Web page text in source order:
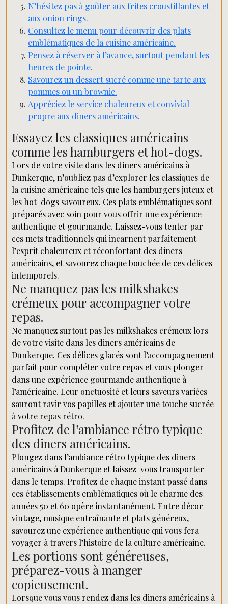
N’hésitez pas à goûter aux frites croustillantes et
aux onion rings.
Consultez le menu pour découvrir des plats
emblématiques de la cuisine américaine.
Pensez à réserver à l’avance, surtout pendant les
heures de pointe.
Savourez un dessert sucré comme une tarte aux
pommes ou un brownie.
Appréciez le service chaleureux et convivial
propre aux diners américains.
Essayez les classiques américains
comme les hamburgers et hot-dogs.
Lors de votre visite dans les diners américains à
Dunkerque, n’oubliez pas d’explorer les classiques de
la cuisine américaine tels que les hamburgers juteux et
les hot-dogs savoureux. Ces plats emblématiques sont
préparés avec soin pour vous offrir une expérience
authentique et gourmande. Laissez-vous tenter par
ces mets traditionnels qui incarnent parfaitement
l’esprit chaleureux et réconfortant des diners
américains, et savourez chaque bouchée de ces délices
intemporels.
Ne manquez pas les milkshakes
crémeux pour accompagner votre
repas.
Ne manquez surtout pas les milkshakes crémeux lors
de votre visite dans les diners américains de
Dunkerque. Ces délices glacés sont l’accompagnement
parfait pour compléter votre repas et vous plonger
dans une expérience gourmande authentique à
l’américaine. Leur onctuosité et leurs saveurs variées
sauront ravir vos papilles et ajouter une touche sucrée
à votre repas rétro.
Profitez de l’ambiance rétro typique
des diners américains.
Plongez dans l’ambiance rétro typique des diners
américains à Dunkerque et laissez-vous transporter
dans le temps. Profitez de chaque instant passé dans
ces établissements emblématiques où le charme des
années 50 et 60 opère instantanément. Entre décor
vintage, musique entraînante et plats généreux,
savourez une expérience authentique qui vous fera
voyager à travers l’histoire de la culture américaine.
Les portions sont généreuses,
préparez-vous à manger
copieusement.
Lorsque vous vous rendez dans les diners américains à